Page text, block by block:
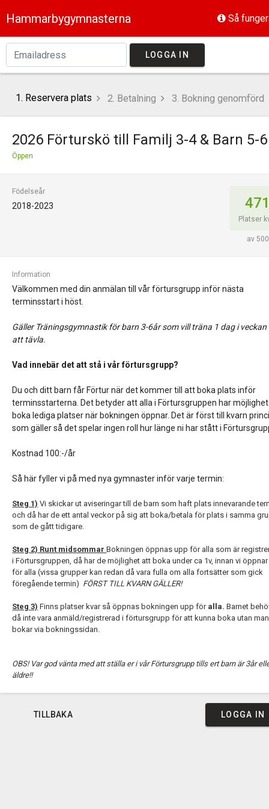
Hammarbygymnasterna Så
LOGGA IN
1. Reservera plats 2. Betalning 3. Bokning genomförd
2026 Förturskö till Familj 3-4 & Barn 5-
Öppen
Födelseår
2018-2023
Platser
av 500
Information
Välkommen med din anmälan till vår förtursgrupp inför nästa
terminsstart i höst.
Gäller Träningsgymnastik för barn 3-6år som vill träna 1 dag i
att tävla.
Vad innebär det att stå i vår förtursgrupp?
Du och ditt barn får Förtur när det kommer till att boka plats inför
terminsstarterna. Det betyder att alla i Förtursgruppen har
boka lediga platser när bokningen öppnar. Det är först till kvarn
som gäller så det spelar ingen roll hur länge ni har stått i
Kostnad 100:-/år
Så här fyller vi på med nya gymnaster inför varje termin:
Steg 1) Vi skickar ut aviseringar till de barn som haft plats innevarande
och då har de ett antal veckor på sig att boka/betala för plats i samma
som de gått tidigare.
Steg 2) Runt midsommarBokningen öppnas upp för alla som är
i Förtursgruppen, då har de möjlighet att boka under ca 1v, innan vi
för alla (vissa grupper kan redan då vara fulla om alla fortsätter som gick
föregående termin) FÖRST TILL KVARN GÄLLER!
Steg 3) Finns platser kvar så öppnas bokningen upp för alla. Barnet
då inte vara anmäld/registrerad i förtursgrupp för att kunna boka utan man
bokar via bokningssidan.
OBS! Var god vänta med att ställa er i vår Förtursgrupp tills ert barn är 3år
äldre!!
TILLBAKA LOGGA IN